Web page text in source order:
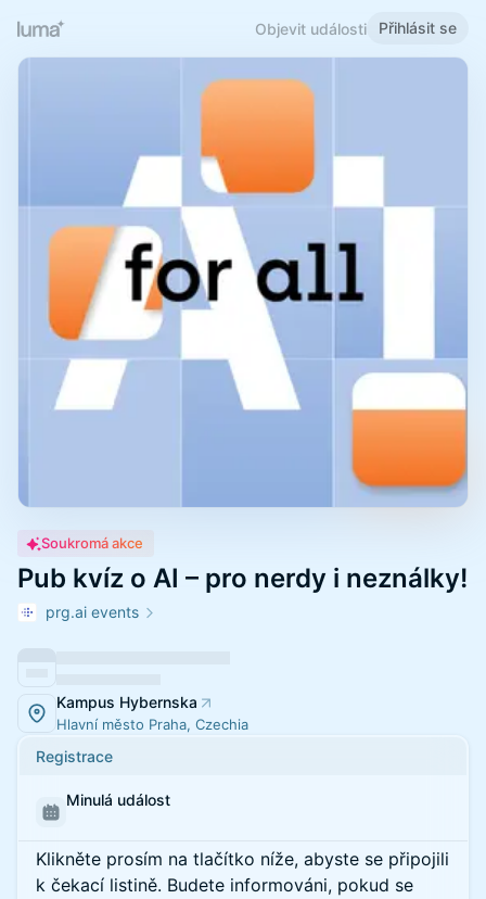
Objevit události Přihlásit se
Soukromá akce
Pub kvíz o AI – pro nerdy i neználky!
prg.ai events
Kampus Hybernska
Hlavní město Praha, Czechia
Registrace
Minulá událost
Klikněte prosím na tlačítko níže, abyste se připojili
k čekací listině. Budete informováni, pokud se